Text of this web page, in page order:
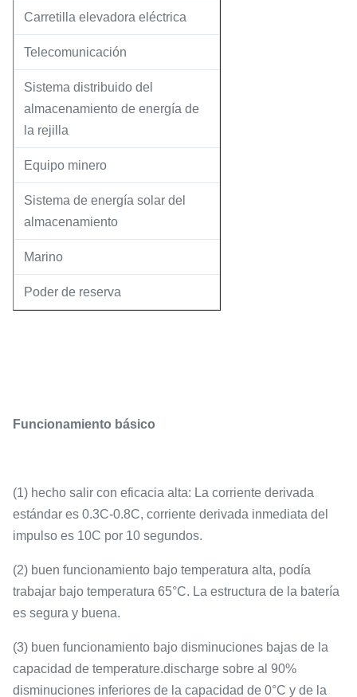
Carretilla elevadora eléctrica
Telecomunicación
Sistema distribuido del
almacenamiento de energía de
la rejilla
Equipo minero
Sistema de energía solar del
almacenamiento
Marino
Poder de reserva
Funcionamiento básico
(1) hecho salir con eficacia alta: La corriente derivada
estándar es 0.3C-0.8C, corriente derivada inmediata del
impulso es 10C por 10 segundos.
(2) buen funcionamiento bajo temperatura alta, podía
trabajar bajo temperatura 65°C. La estructura de la batería
es segura y buena.
(3) buen funcionamiento bajo disminuciones bajas de la
capacidad de temperature.discharge sobre al 90%
disminuciones inferiores de la capacidad de 0°C y de la